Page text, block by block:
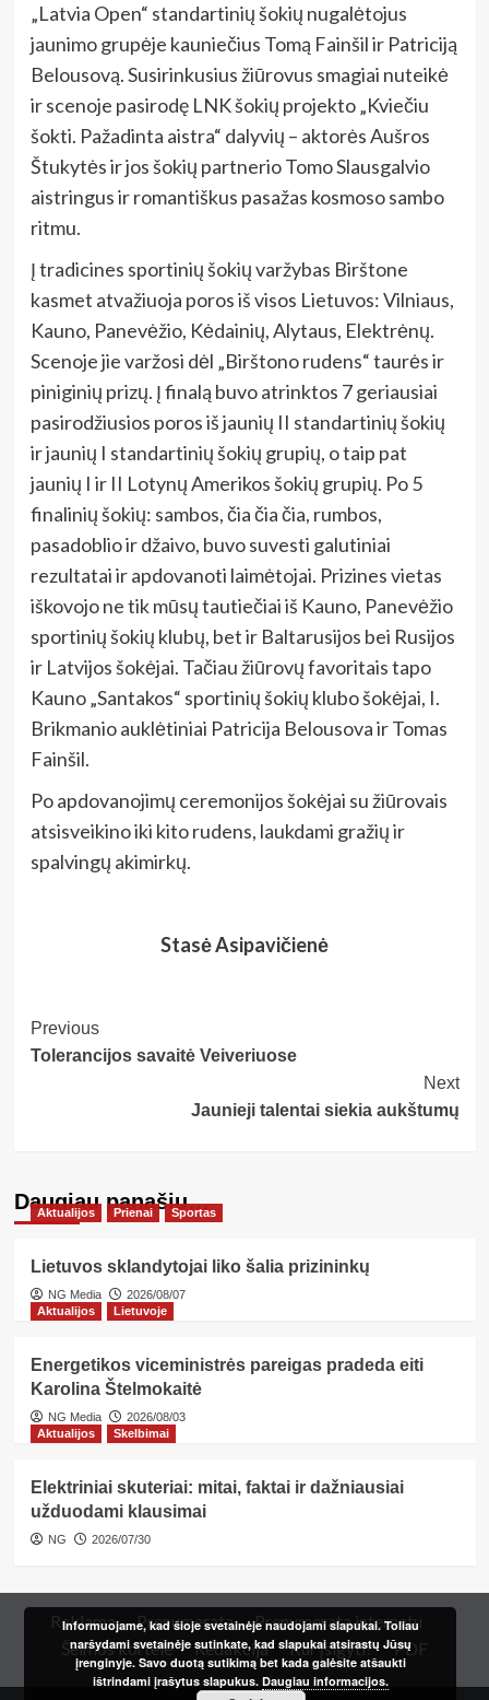
„Latvia Open“ standartinių šokių nugalėtojus
jaunimo grupėje kauniečius Tomą Fainšil ir Patriciją
Belousovą. Susirinkusius žiūrovus smagiai nuteikė
ir scenoje pasirodę LNK šokių projekto „Kviečiu
šokti. Pažadinta aistra“ dalyvių – aktorės Aušros
Štukytės ir jos šokių partnerio Tomo Slausgalvio
aistringus ir romantiškus pasažas kosmoso sambo
ritmu.
Į tradicines sportinių šokių varžybas Birštone
kasmet atvažiuoja poros iš visos Lietuvos: Vilniaus,
Kauno, Panevėžio, Kėdainių, Alytaus, Elektrėnų.
Scenoje jie varžosi dėl „Birštono rudens“ taurės ir
piniginių prizų. Į finalą buvo atrinktos 7 geriausiai
pasirodžiusios poros iš jaunių II standartinių šokių
ir jaunių I standartinių šokių grupių, o taip pat
jaunių I ir II Lotynų Amerikos šokių grupių. Po 5
finalinių šokių: sambos, čia čia čia, rumbos,
pasadoblio ir džaivo, buvo suvesti galutiniai
rezultatai ir apdovanoti laimėtojai. Prizines vietas
iškovojo ne tik mūsų tautiečiai iš Kauno, Panevėžio
sportinių šokių klubų, bet ir Baltarusijos bei Rusijos
ir Latvijos šokėjai. Tačiau žiūrovų favoritais tapo
Kauno „Santakos“ sportinių šokių klubo šokėjai, I.
Brikmanio auklėtiniai Patricija Belousova ir Tomas
Fainšil.
Po apdovanojimų ceremonijos šokėjai su žiūrovais
atsisveikino iki kito rudens, laukdami gražių ir
spalvingų akimirkų.
Stasė Asipavičienė
Post
Navigation
Previous
Tolerancijos savaitė Veiveriuose
Next
Jaunieji talentai siekia aukštumų
Daugiau panašių…
Aktualijos Prienai Sportas
Lietuvos sklandytojai liko šalia prizininkų
NG Media
2026/08/07
Aktualijos
Lietuvoje
Energetikos viceministrės pareigas pradeda eiti
Karolina Štelmokaitė
NG Media
2026/08/03
Aktualijos
Skelbimai
Elektriniai skuteriai: mitai, faktai ir dažniausiai
užduodami klausimai
NG 2026/07/30
Reklama Prenumerata
Prenumerata internetu
Šeimos kortelė
Redakcija Kur įsigyti? PDF
Informuojame, kad šioje svetainėje naudojami slapukai. Toliau
naršydami svetainėje sutinkate, kad slapukai atsirastų Jūsų
įrenginyje. Savo duotą sutikimą bet kada galėsite atšaukti
ištrindami įrašytus slapukus. Daugiau informacijos.